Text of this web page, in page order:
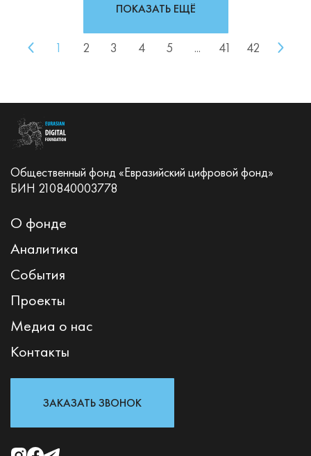
1 2 3 4 5 ... 41 42
ПОКАЗАТЬ ЕЩЁ
Общественный фонд «Евразийский цифровой фонд»
БИН 210840003778
О фонде
Аналитика
События
Проекты
Медиа о нас
Контакты
ЗАКАЗАТЬ ЗВОНОК